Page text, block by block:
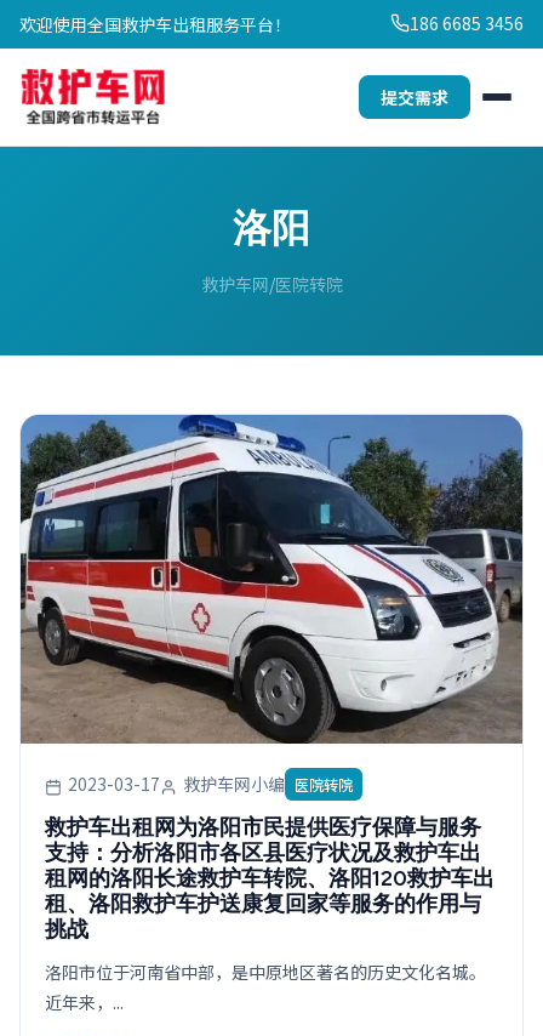
欢迎使用全国救护车出租服务平台！ 186 6685 3456
提交需求
洛阳
救护车网 医院转院
2023-03-17 救护车网小编 医院转院
救护车出租网为洛阳市民提供医疗保障与服务
支持：分析洛阳市各区县医疗状况及救护车出
租网的洛阳长途救护车转院、洛阳120救护车出
租、洛阳救护车护送康复回家等服务的作用与
挑战
洛阳市位于河南省中部，是中原地区著名的历史文化名城。
近年来，...